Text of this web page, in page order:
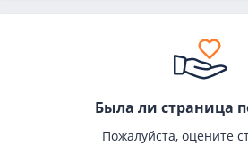
Была ли страница
Пожалуйста, оцените